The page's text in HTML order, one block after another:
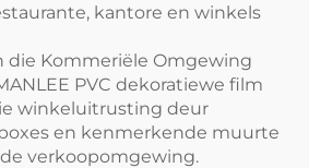
kantore en winkels
die Kommeriële Omgewing
PVC dekoratiewe film
winkeluitrusting deur
en kenmerkende muurte
verkoopomgewing.